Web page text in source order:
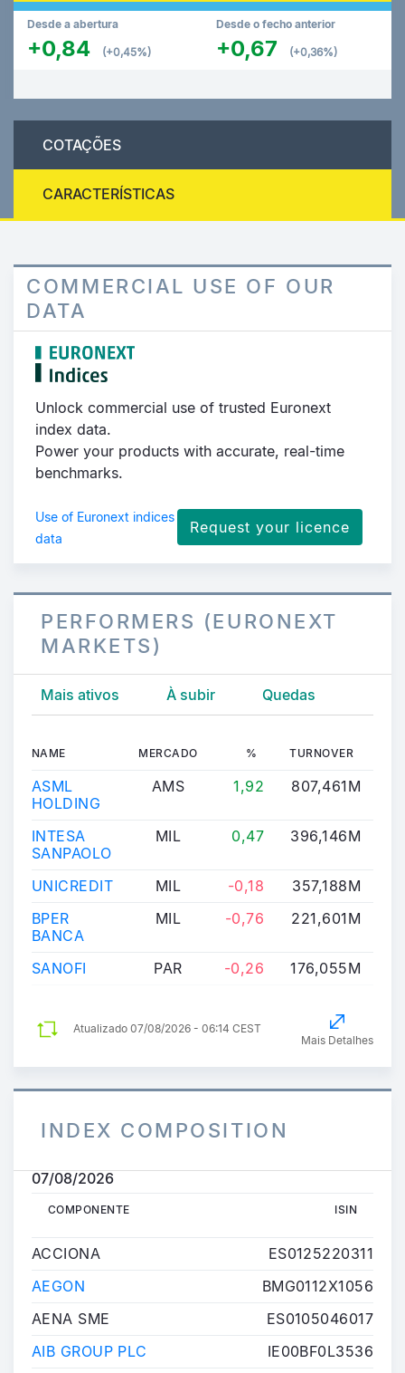
Desde a abertura
+0,84 (+0,45%)
Desde o fecho anterior
+0,67 (+0,36%)
COTAÇÕES
CARACTERÍSTICAS
COMMERCIAL USE OF OUR
DATA
Unlock commercial use of trusted Euronext
index data.
Power your products with accurate, real-time
benchmarks.
Use of Euronext indices
data
Request your licence
PERFORMERS (EURONEXT
MARKETS)
Mais ativos À subir Quedas
NAME MERCADO % TURNOVER
ASML
HOLDING
AMS 1,92
807,461M
INTESA
SANPAOLO
MIL 0,47 396,146M
UNICREDIT MIL -0,18 357,188M
BPER
BANCA
MIL -0,76 221,601M
SANOFI PAR -0,26 176,055M
Atualizado 07/08/2026 - 06:14 CEST
Mais Detalhes
INDEX COMPOSITION
07/08/2026
COMPONENTE ISIN
ACCIONA
ES0125220311
AEGON
BMG0112X1056
AENA SME
ES0105046017
AIB GROUP PLC
IE00BF0L3536